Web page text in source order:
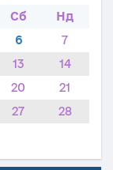
Сб
Нд
6
7
13
14
20
21
27
28